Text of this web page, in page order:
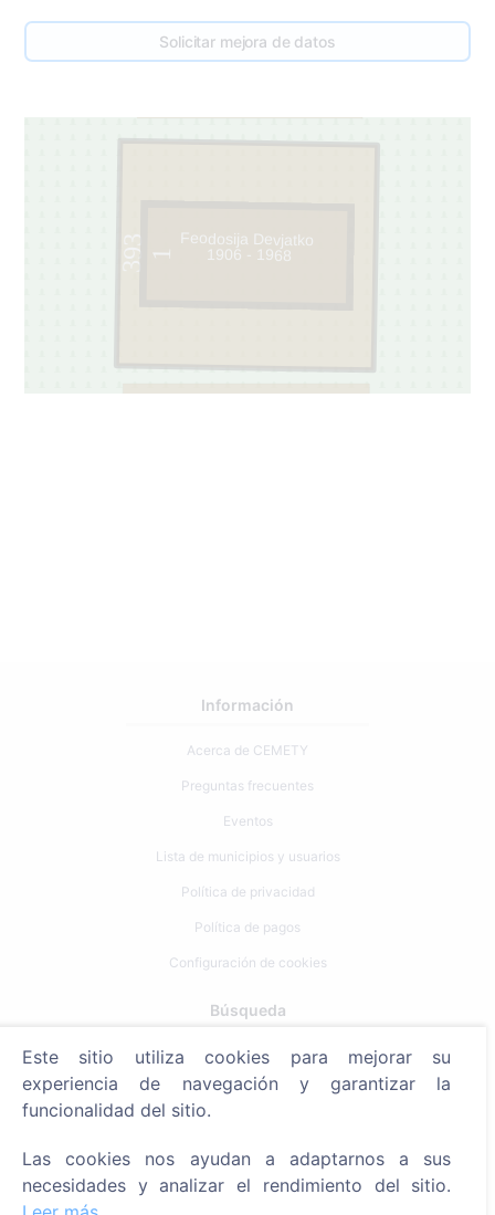
Solicitar mejora de datos
393 1
Feodosija Devjatko
1906 - 1968
Información
Acerca de CEMETY
Preguntas frecuentes
Eventos
Lista de municipios y usuarios
Política de privacidad
Política de pagos
Configuración de cookies
Búsqueda
Buscar fallecidos
Buscar cementerios
Contactos
Este sitio utiliza cookies para mejorar su
experiencia de navegación y garantizar la
funcionalidad del sitio.
Las cookies nos ayudan a adaptarnos a sus
necesidades y analizar el rendimiento del sitio.